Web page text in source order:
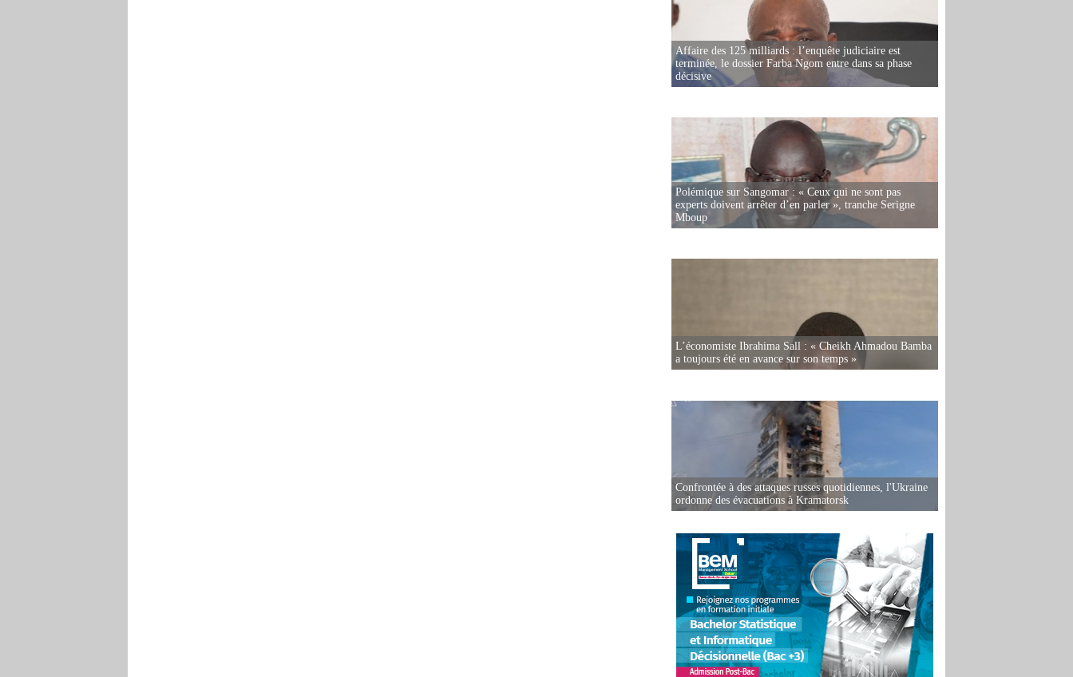
Affaire des 125 milliards : l’enquête judiciaire est
terminée, le dossier Farba Ngom entre dans sa phase
décisive
Polémique sur Sangomar : « Ceux qui ne sont pas
experts doivent arrêter d’en parler », tranche Serigne
Mboup
L’économiste Ibrahima Sall : « Cheikh Ahmadou Bamba
a toujours été en avance sur son temps »
Confrontée à des attaques russes quotidiennes, l'Ukraine
ordonne des évacuations à Kramatorsk